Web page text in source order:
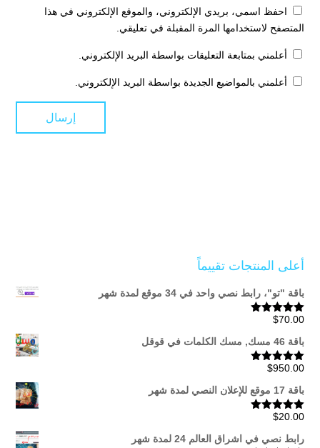
احفظ اسمي، بريدي الإلكتروني، والموقع الإلكتروني في هذا
المتصفح لاستخدامها المرة المقبلة في تعليقي.
أعلمني بمتابعة التعليقات بواسطة البريد الإلكتروني.
أعلمني بالمواضيع الجديدة بواسطة البريد الإلكتروني.
أعلى المنتجات تقييماً
باقة "تو"، رابط نصي واحد في 34 موقع لمدة شهر
تم التقييم
$70.00
باقة 46 مسك, مسك الكلمات في قوقل
تم التقييم
$950.00
باقة 17 موقع للإعلان النصي لمدة شهر
تم التقييم
$20.00
رابط نصي في اشراق العالم 24 لمدة شهر